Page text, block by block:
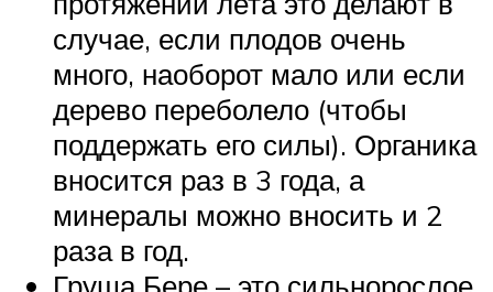
случае, если плодов очень
много, наоборот мало или если
дерево переболело (чтобы
поддержать его силы). Органика
вносится раз в 3 года, а
минералы можно вносить и 2
раза в год.